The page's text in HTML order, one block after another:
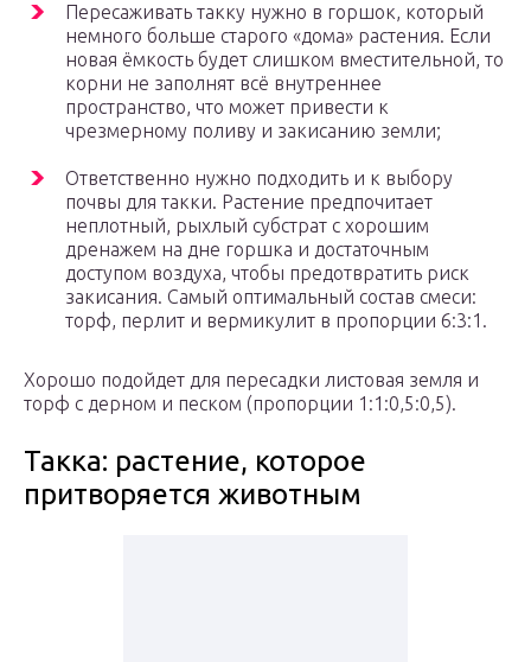
Пересаживать такку нужно в горшок, который
немного больше старого «дома» растения. Если
новая ёмкость будет слишком вместительной, то
корни не заполнят всё внутреннее
пространство, что может привести к
чрезмерному поливу и закисанию земли;
Ответственно нужно подходить и к выбору
почвы для такки. Растение предпочитает
неплотный, рыхлый субстрат с хорошим
дренажем на дне горшка и достаточным
доступом воздуха, чтобы предотвратить риск
закисания. Самый оптимальный состав смеси:
торф, перлит и вермикулит в пропорции 6:3:1.
Хорошо подойдет для пересадки листовая земля и
торф с дерном и песком (пропорции 1:1:0,5:0,5).
Такка: растение, которое
притворяется животным